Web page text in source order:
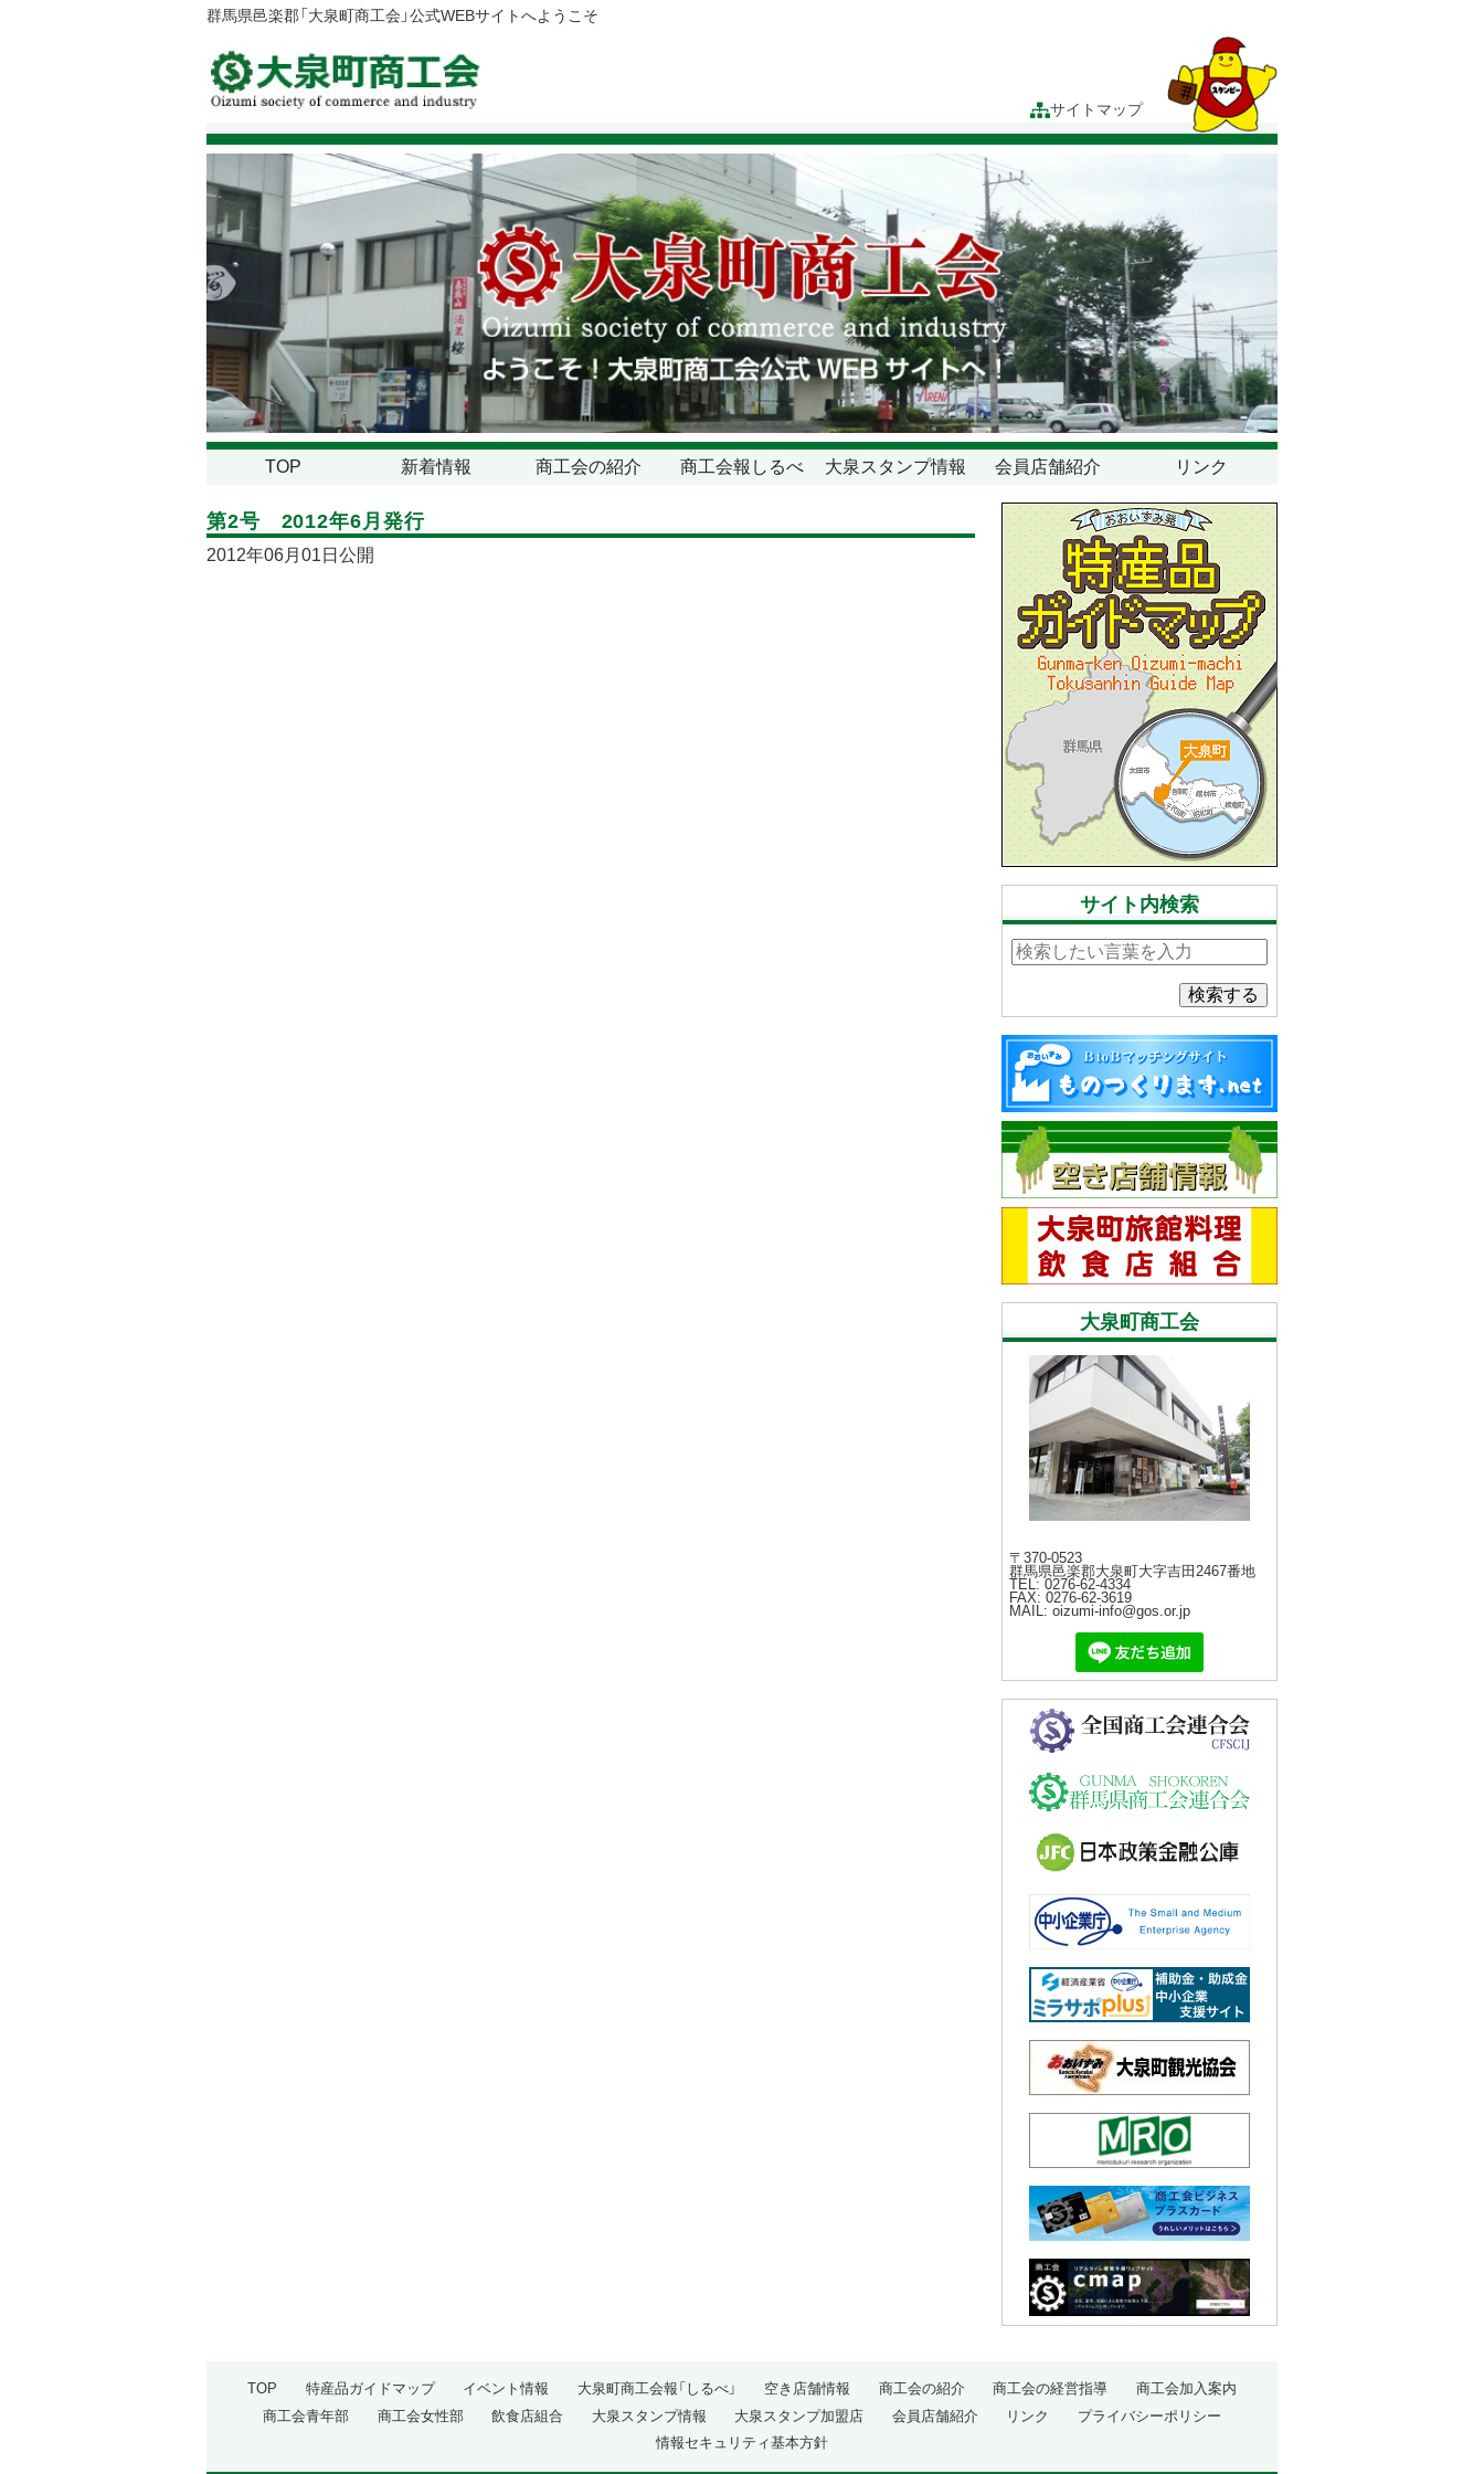
群馬県邑楽郡「大泉町商工会」公式WEBサイトへようこそ
サイトマップ
TOP 新着情報 商工会の紹介 商工会報しるべ 大泉スタンプ情報 会員店舗紹介 リンク
第2号 2012年6月発行
2012年06月01日公開
サイト内検索
検索する
大泉町商工会
〒370-0523
群馬県邑楽郡大泉町大字吉田2467番地
TEL: 0276-62-4334
FAX: 0276-62-3619
MAIL: oizumi-info@gos.or.jp
TOP 特産品ガイドマップ イベント情報 大泉町商工会報「しるべ」 空き店舗情報 商工会の紹介 商工会の経営指導
商工会加入案内
商工会青年部
商工会女性部 飲食店組合 大泉スタンプ情報 大泉スタンプ加盟店 会員店舗紹介 リンク
プライバシーポリシー
情報セキュリティ基本方針